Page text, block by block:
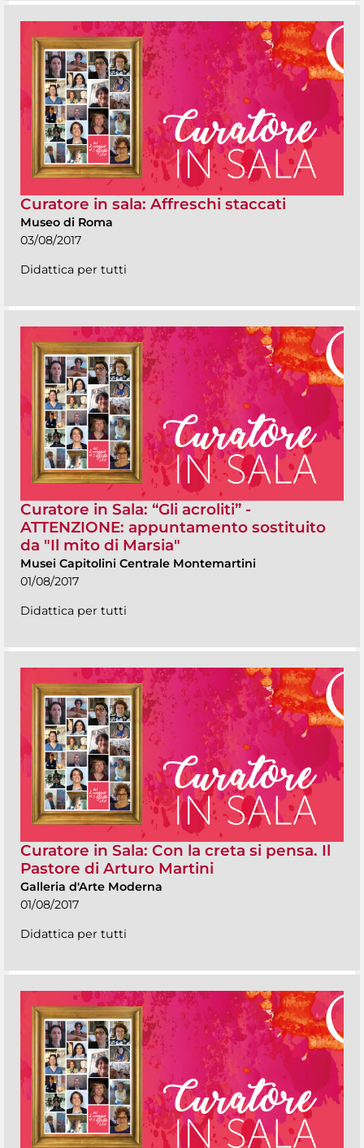
Curatore in sala: Affreschi staccati
Museo di Roma
03/08/2017
Didattica per tutti
Curatore in Sala: “Gli acroliti” -
ATTENZIONE: appuntamento sostituito
da "Il mito di Marsia"
Musei Capitolini Centrale Montemartini
01/08/2017
Didattica per tutti
Curatore in Sala: Con la creta si pensa. Il
Pastore di Arturo Martini
Galleria d'Arte Moderna
01/08/2017
Didattica per tutti